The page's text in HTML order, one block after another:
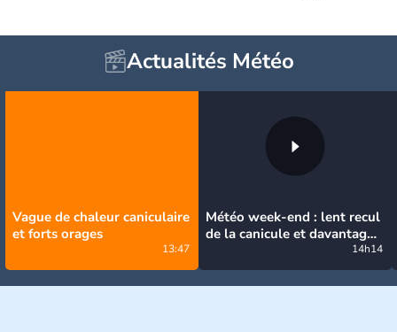
Actualités Météo
Vague de chaleur caniculaire
et forts orages
13:47
Météo week-end : lent recul
de la canicule et davantage
14h14